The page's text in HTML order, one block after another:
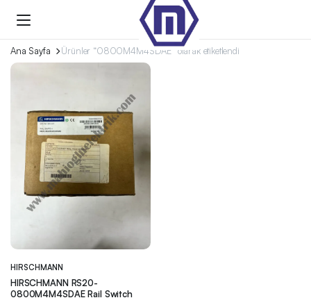
Ana Sayfa Ürünler “0800M4M4SDAE” olarak etiketlendi
HIRSCHMANN
HIRSCHMANN RS20-
0800M4M4SDAE Rail Switch